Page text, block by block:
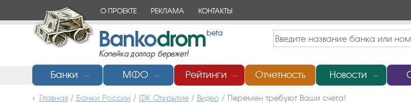
О ПРОЕКТЕ РЕКЛАМА КОНТАКТЫ
Банки ﹀ МФО ﹀ Рейтинги ﹀ Отчетность Новости ﹀
Главная/ Банки России / ФК Открытие/ Видео / Перемен требуют Ваши счета!